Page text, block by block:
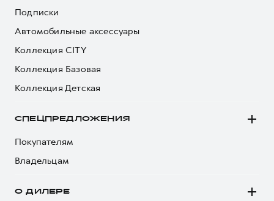
Подписки
Автомобильные аксессуары
Коллекция CITY
Коллекция Базовая
Коллекция Детская
СПЕЦПРЕДЛОЖЕНИЯ
Покупателям
Владельцам
О ДИЛЕРЕ